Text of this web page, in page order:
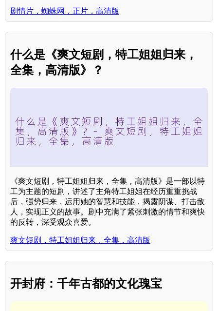
剧情片，蜘蛛网，正片，高清版
什么是《爽文短剧，特工姐姐归来，
全集，高清版》？
《爽文短剧，特工姐姐归来，全集，高清版》是一部以特
工为主题的短剧，讲述了主角特工姐姐在经历重重挑战
后，强势归来，运用她的智慧和技能，揭露阴谋、打击敌
人，实现正义的故事。剧中充满了紧张刺激的情节和爽快
的反转，深受观众喜爱。
爽文短剧，特工姐姐归来，全集，高清版
开封府：千年古都的文化瑰宝